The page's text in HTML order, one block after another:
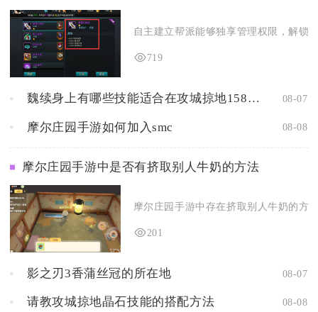
自主建立帮派能够独享管理权限，解锁
719
魏续身上有哪些技能适合在攻城掠地158中使用 08-07
摩尔庄园手游如何加入smc 08-08
摩尔庄园手游中是否有挤取别人牛奶的方法
摩尔庄园手游中存在挤取别人牛奶的方
201
影之刃3香蒲丝冠的所在地 08-07
请教攻城掠地晶石技能的搭配方法 08-08